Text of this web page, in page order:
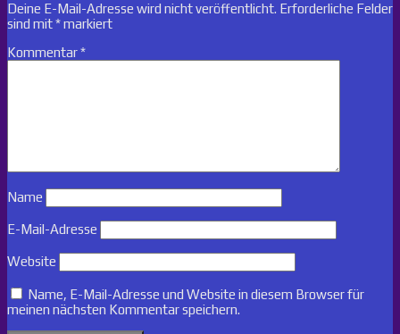
Deine E-Mail-Adresse wird nicht veröffentlicht. Erforderliche Felder
sind mit*markiert
Kommentar*
Name
E-Mail-Adresse
Website
Name, E-Mail-Adresse und Website in diesem Browser für
meinen nächsten Kommentar speichern.